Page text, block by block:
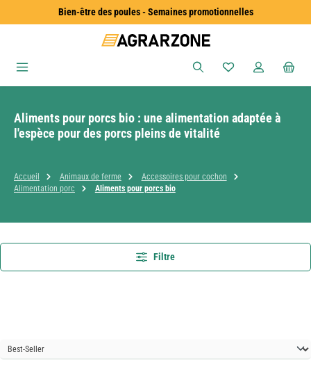
Passer au contenu principalBien-être des poules - Semaines promotionnelles
Vous avez 0
Aliments pour porcs bio : une alimentation adaptée à
l'espèce pour des porcs pleins de vitalité
Accueil Animaux de ferme
Accessoires pour cochon
Alimentation porc
Aliments pour porcs bio
Filtre